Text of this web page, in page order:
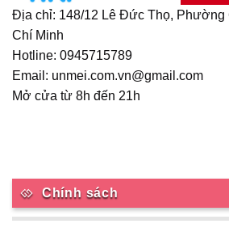
Địa chỉ: 148/12 Lê Đức Thọ, Phường
Chí Minh
Hotline: 0945715789
Email: unmei.com.vn@gmail.com
Mở cửa từ 8h đến 21h
Chính sách